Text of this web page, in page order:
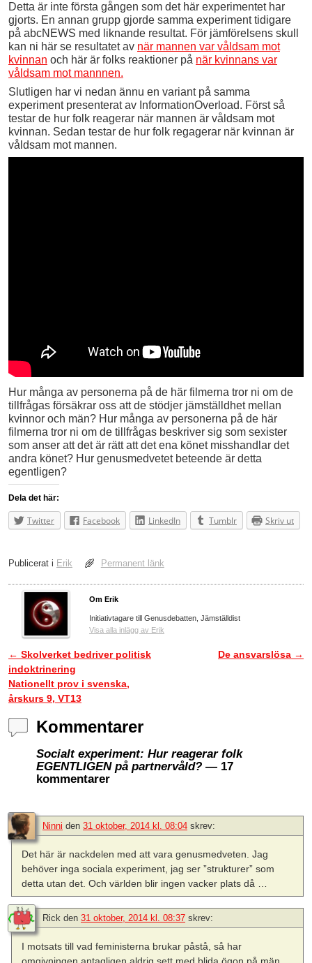
Detta är inte första gången som det här experimentet har
gjorts. En annan grupp gjorde samma experiment tidigare
på abcNEWS med liknande resultat. För jämförelsens skull
kan ni här se resultatet av när mannen var våldsam mot
kvinnan och här är folks reaktioner på när kvinnans var
våldsam mot mannnen.
Slutligen har vi nedan ännu en variant på samma
experiment presenterat av InformationOverload. Först så
testar de hur folk reagerar när mannen är våldsam mot
kvinnan. Sedan testar de hur folk regagerar när kvinnan är
våldsam mot mannen.
Hur många av personerna på de här filmerna tror ni om de
tillfrågas försäkrar oss att de stödjer jämställdhet mellan
kvinnor och män? Hur många av personerna på de här
filmerna tror ni om de tillfrågas beskriver sig som sexister
som anser att det är rätt att det ena könet misshandlar det
andra könet? Hur genusmedvetet beteende är detta
egentligen?
Dela det här:
Twitter Facebook LinkedIn Tumblr Skriv ut
Publicerat i Erik Permanent länk
Om Erik
Initiativtagare till Genusdebatten, Jämställdist
Visa alla inlägg av Erik
Inläggsnavigering
← Skolverket bedriver politisk
indoktrinering
Nationellt prov i svenska,
årskurs 9, VT13
De ansvarslösa →
Kommentarer
Socialt experiment: Hur reagerar folk
EGENTLIGEN på partnervåld? — 17
kommentarer
Ninni den 31 oktober, 2014 kl. 08:04 skrev:
Det här är nackdelen med att vara genusmedveten. Jag
behöver inga sociala experiment, jag ser ”strukturer” som
detta utan det. Och världen blir ingen vacker plats då …
Rick den 31 oktober, 2014 kl. 08:37 skrev:
I motsats till vad feministerna brukar påstå, så har